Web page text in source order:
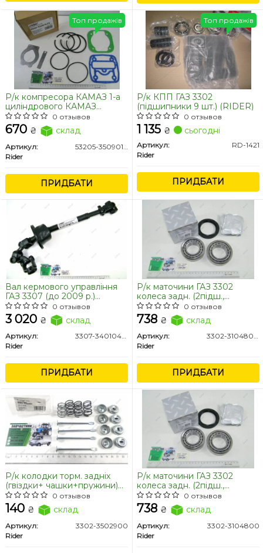
Р/к компресора КАМАЗ 1-а
циліндрового КАМАЗ
(RIDER)
0 отзывов
670 ₴ склад
Артикул:
Rider
ПРИДБАТИ
Топ продажів
Р/к КПП ГАЗ 3302
(підшипники 9 шт.) (RIDER)
0 отзывов
1 135 ₴ сьогодні
Артикул:
RD-1421
Rider
ПРИДБАТИ
Топ продажів
Вал кермового управління
ГАЗ 3307 (до 2009 р.)
карданний в сб.. STRONG
(RIDER)
0 отзывов
3 020 ₴ склад
Артикул:
3307-3401042-10
Rider
ПРИДБАТИ
Р/к маточини ГАЗ 3302
колеса задн. (2підш.,
манжета)
0 отзывов
738 ₴ склад
Артикул:
3302-3104800-02
Rider
ПРИДБАТИ
Р/к колодки торм. задніх
(гвіздки+ чашки+пружини)
3302,2705,2217
Газель,Соболь
0 отзывов
140 ₴ склад
Артикул:
3302-3502900
Rider
Р/к маточини ГАЗ 3302
колеса задн. (2підш.,
манжета) (RIDER)
0 отзывов
738 ₴ склад
Артикул:
3302-3104800
Rider